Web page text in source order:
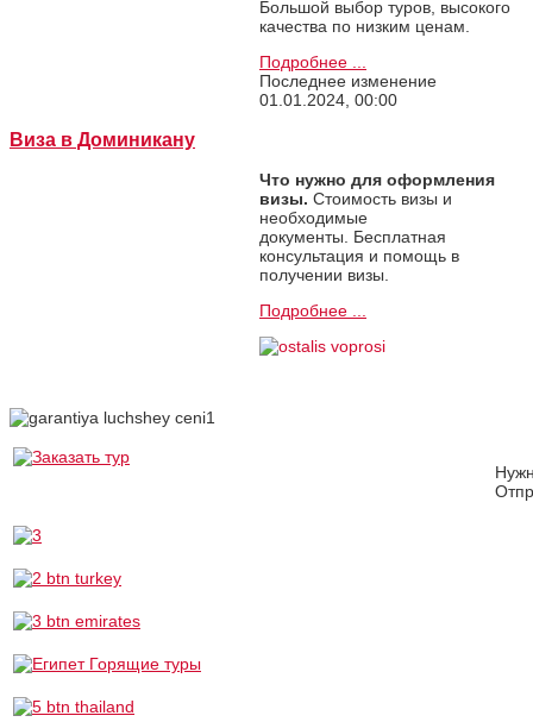
Большой выбор туров, высокого
качества по низким ценам.
Подробнее ...
Последнее изменение
01.01.2024, 00:00
Виза в Доминикану
Что нужно для оформления
визы. Стоимость визы и
необходимые
документы. Бесплатная
консультация и помощь в
получении визы.
Подробнее ...